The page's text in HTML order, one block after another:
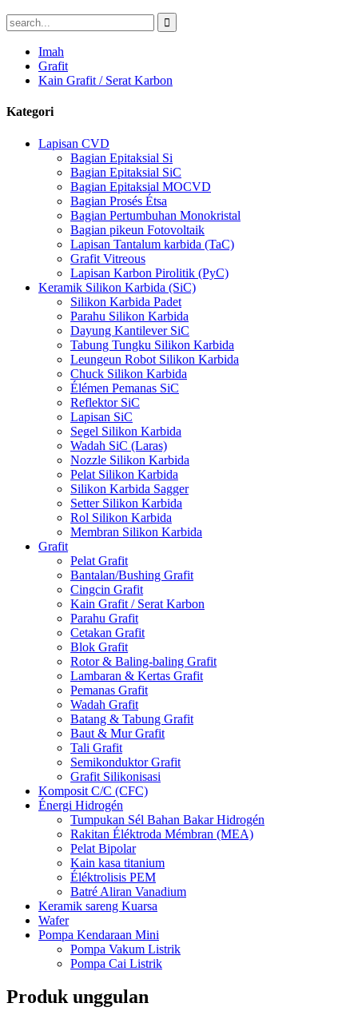
Imah
Grafit
Kain Grafit / Serat Karbon
Kategori
Lapisan CVD
Bagian Epitaksial Si
Bagian Epitaksial SiC
Bagian Epitaksial MOCVD
Bagian Prosés Étsa
Bagian Pertumbuhan Monokristal
Bagian pikeun Fotovoltaik
Lapisan Tantalum karbida (TaC)
Grafit Vitreous
Lapisan Karbon Pirolitik (PyC)
Keramik Silikon Karbida (SiC)
Silikon Karbida Padet
Parahu Silikon Karbida
Dayung Kantilever SiC
Tabung Tungku Silikon Karbida
Leungeun Robot Silikon Karbida
Chuck Silikon Karbida
Élémen Pemanas SiC
Reflektor SiC
Lapisan SiC
Segel Silikon Karbida
Wadah SiC (Laras)
Nozzle Silikon Karbida
Pelat Silikon Karbida
Silikon Karbida Sagger
Setter Silikon Karbida
Rol Silikon Karbida
Membran Silikon Karbida
Grafit
Pelat Grafit
Bantalan/Bushing Grafit
Cingcin Grafit
Kain Grafit / Serat Karbon
Parahu Grafit
Cetakan Grafit
Blok Grafit
Rotor & Baling-baling Grafit
Lambaran & Kertas Grafit
Pemanas Grafit
Wadah Grafit
Batang & Tabung Grafit
Baut & Mur Grafit
Tali Grafit
Semikonduktor Grafit
Grafit Silikonisasi
Komposit C/C (CFC)
Énergi Hidrogén
Tumpukan Sél Bahan Bakar Hidrogén
Rakitan Éléktroda Mémbran (MEA)
Pelat Bipolar
Kain kasa titanium
Éléktrolisis PEM
Batré Aliran Vanadium
Keramik sareng Kuarsa
Wafer
Pompa Kendaraan Mini
Pompa Vakum Listrik
Pompa Cai Listrik
Produk unggulan